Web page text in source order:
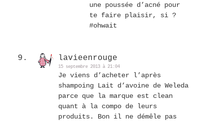
une poussée d’acné pour
te faire plaisir, si ?
#ohwait
lavieenrouge
15 septembre 2013 à 21:04
Je viens d’acheter l’après
shampoing Lait d’avoine de Weleda
parce que la marque est clean
quant à la compo de leurs
produits. Bon il ne démêle pas